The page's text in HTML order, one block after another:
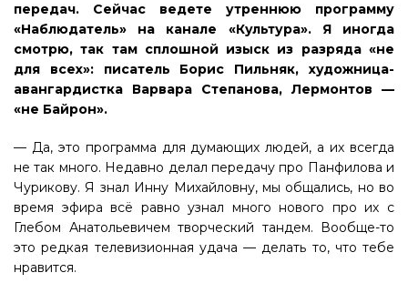
передач. Сейчас ведете утреннюю программу
«Наблюдатель» на канале «Культура». Я иногда
смотрю, так там сплошной изыск из разряда «не
для всех»: писатель Борис Пильняк, художница-
авангардистка Варвара Степанова, Лермонтов —
«не Байрон».
— Да, это программа для думающих людей, а их всегда
не так много. Недавно делал передачу про Панфилова и
Чурикову. Я знал Инну Михайловну, мы общались, но во
время эфира всё равно узнал много нового про их с
Глебом Анатольевичем творческий тандем. Вообще-то
это редкая телевизионная удача — делать то, что тебе
нравится.